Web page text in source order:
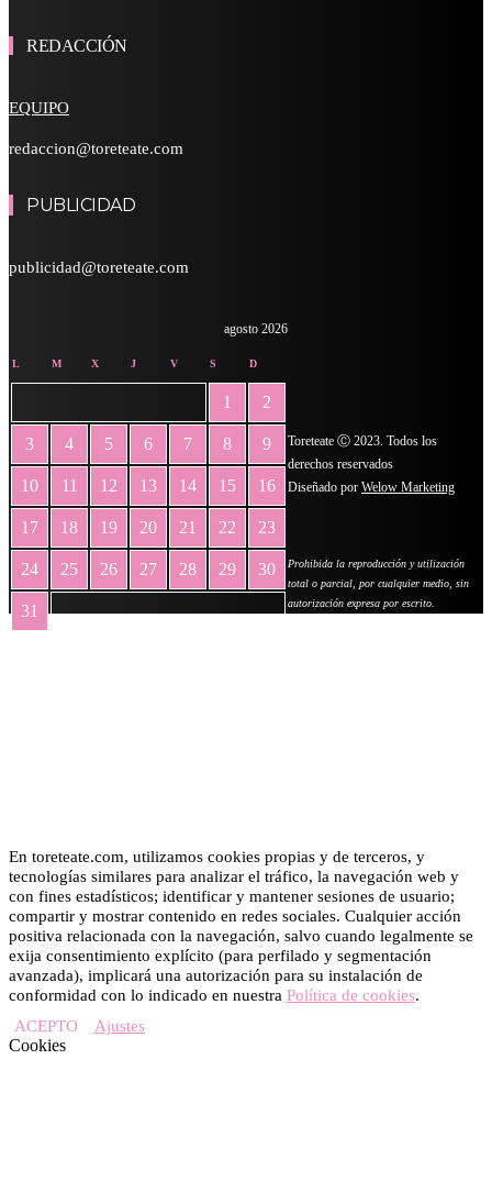
REDACCIÓN
EQUIPO
redaccion@toreteate.com
PUBLICIDAD
publicidad@toreteate.com
agosto 2026
L M X J V S D
1 2
3 4 5 6 7 8 9
10 11 12 13 14 15 16
17 18 19 20 21 22 23
24 25 26 27 28 29 30
31
Toreteate Ⓒ 2023. Todos los
derechos reservados
Diseñado por Welow Marketing
Prohibida la reproducción y utilización
total o parcial, por cualquier medio, sin
autorización expresa por escrito.
En toreteate.com, utilizamos cookies propias y de terceros, y
tecnologías similares para analizar el tráfico, la navegación web y
con fines estadísticos; identificar y mantener sesiones de usuario;
compartir y mostrar contenido en redes sociales. Cualquier acción
positiva relacionada con la navegación, salvo cuando legalmente se
exija consentimiento explícito (para perfilado y segmentación
avanzada), implicará una autorización para su instalación de
conformidad con lo indicado en nuestra Política de cookies.
ACEPTO
Ajustes
Cookies